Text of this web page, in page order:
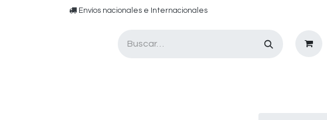
​​ E​nvíos nacionales e ​​​Internacionales​